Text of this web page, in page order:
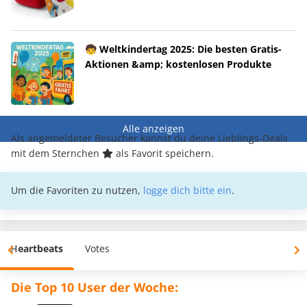
🧒 Weltkindertag 2025: Die besten Gratis-
Aktionen &amp; kostenlosen Produkte
Alle anzeigen
Als angemeldeter Besucher kannst du deine Lieblings-Deals
mit dem Sternchen
als Favorit speichern.
Um die Favoriten zu nutzen, logge dich bitte ein.
Heartbeats Votes
Die Top 10 User der Woche: